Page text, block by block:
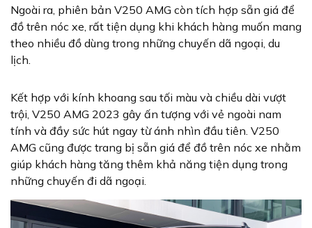
Ngoài ra, phiên bản V250 AMG còn tích hợp sẵn giá để
đồ trên nóc xe, rất tiện dụng khi khách hàng muốn mang
theo nhiều đồ dùng trong những chuyến dã ngoại, du
lịch.
Kết hợp với kính khoang sau tối màu và chiều dài vượt
trội, V250 AMG 2023 gây ấn tượng với vẻ ngoài nam
tính và đầy sức hút ngay từ ánh nhìn đầu tiên. V250
AMG cũng được trang bị sẵn giá để đồ trên nóc xe nhằm
giúp khách hàng tăng thêm khả năng tiện dụng trong
những chuyến đi dã ngoại.